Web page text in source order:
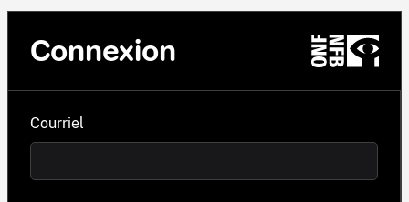
Connexion
Courriel